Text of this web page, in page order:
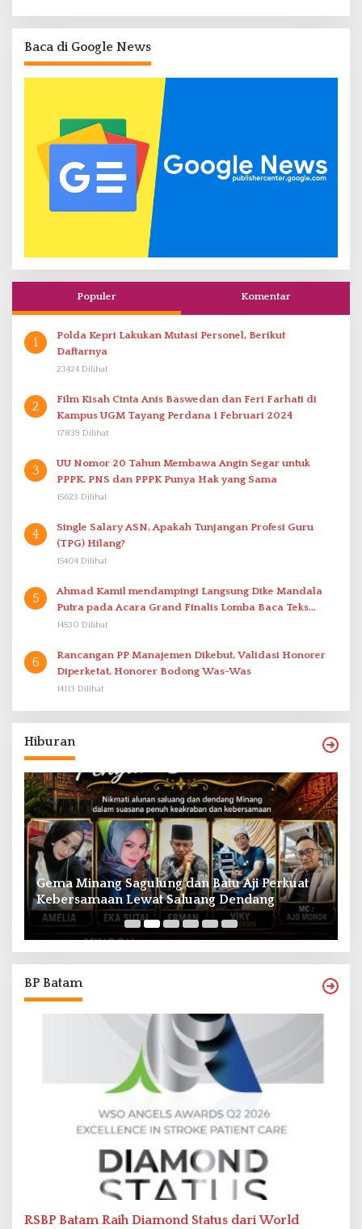
Baca di Google News
Populer Komentar
1
Polda Kepri Lakukan Mutasi Personel, Berikut
Daftarnya
23424 Dilihat
2
Film Kisah Cinta Anis Baswedan dan Feri Farhati di
Kampus UGM Tayang Perdana 1 Februari 2024
17839 Dilihat
3
UU Nomor 20 Tahun Membawa Angin Segar untuk
PPPK. PNS dan PPPK Punya Hak yang Sama
15623 Dilihat
4
Single Salary ASN, Apakah Tunjangan Profesi Guru
(TPG) Hilang?
15404 Dilihat
5
Ahmad Kamil mendampingi Langsung Dike Mandala
Putra pada Acara Grand Finalis Lomba Baca Teks
Proklamasi Mirip Bung Karno di Bali
14530 Dilihat
6
Rancangan PP Manajemen Dikebut, Validasi Honorer
Diperketat, Honorer Bodong Was-Was
14113 Dilihat
Hiburan
Gema Minang Sagulung dan Batu Aji Perkuat
Kebersamaan Lewat Saluang Dendang
BP Batam
RSBP Batam Raih Diamond Status dari World